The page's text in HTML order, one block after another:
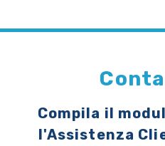
Compila il
l'Assistenza